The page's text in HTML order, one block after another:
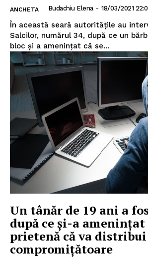
ANCHETA Budachiu Elena - 18/03/2021
În această seară autoritățile au
Salcilor, numărul 34, după ce un
bloc și a amenințat că se...
Un tânăr de 19 ani a
după ce și-a
prietenă că va
compromițătoare